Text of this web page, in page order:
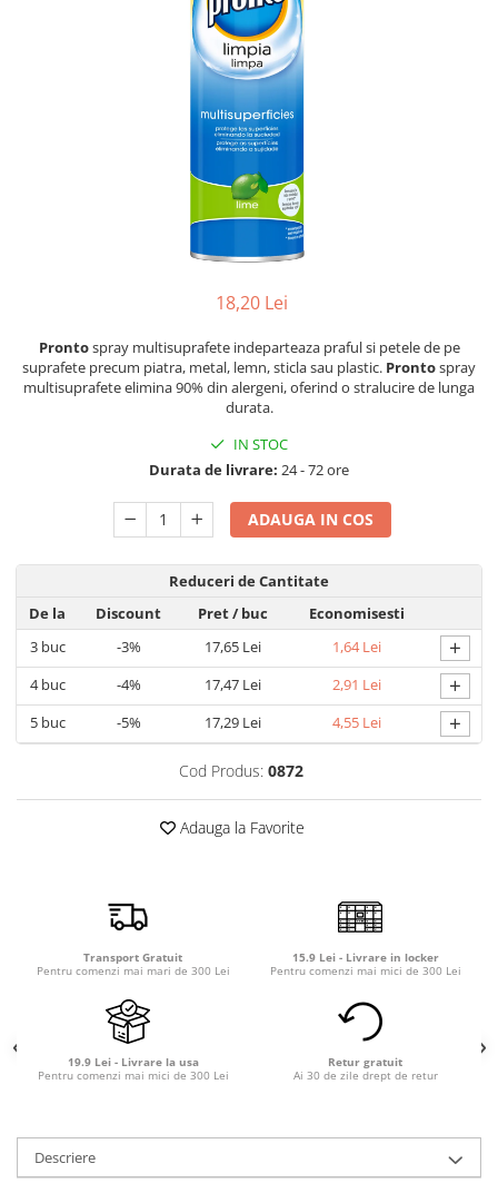
Soluții anticalcar, piatră și rugină
Detergenți diverse suprafețe
Detergenți pardoseli
Lemn și parchet
Detergent rufe capsule
Detergent rufe lichid
Detergent rufe pudră
Înălbitor și îndepărtare pete
Soluții anticalcar, igienizante și
întreținere țesături
Odorizanți
Odorizanți cameră
Apă micelară
Demachiant
18,20 Lei
Prontospray multisuprafete indeparteaza praful si petele de pe
suprafete precum piatra, metal, lemn, sticla sau plastic. Prontospray
multisuprafete elimina 90% din alergeni, oferind o stralucire de lunga
durata.
IN STOC
Durata de livrare: 24 - 72 ore
ADAUGA IN COS
Reduceri de Cantitate
De la
Discount Pret/ buc
Economisesti
3buc -3% 17,65 Lei 1,64 Lei +
4buc -4% 17,47 Lei 2,91 Lei +
5buc -5% 17,29 Lei 4,55 Lei +
Cod Produs: 0872
Adauga la Favorite
Transport Gratuit
Pentru comenzi mai mari de 300 Lei
15.9 Lei - Livrare in locker
Pentru comenzi mai mici de 300 Lei
19.9 Lei - Livrare la usa
Pentru comenzi mai mici de 300 Lei
Retur gratuit
Ai 30 de zile drept de retur
Descriere